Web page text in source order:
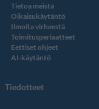
Tietoa meistä
Oikaisukäytäntö
Ilmoita virheestä
Toimitusperiaatteet
Eettiset ohjeet
AI-käytäntö
Tiedotteet